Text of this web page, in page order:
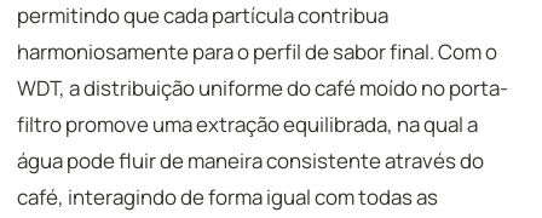
permitindo que cada partícula contribua
harmoniosamente para o perfil de sabor final. Com o
WDT, a distribuição uniforme do café moído no porta-
filtro promove uma extração equilibrada, na qual a
água pode fluir de maneira consistente através do
café, interagindo de forma igual com todas as